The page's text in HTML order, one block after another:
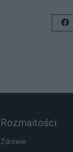
Rozmaitości
Zdrowie